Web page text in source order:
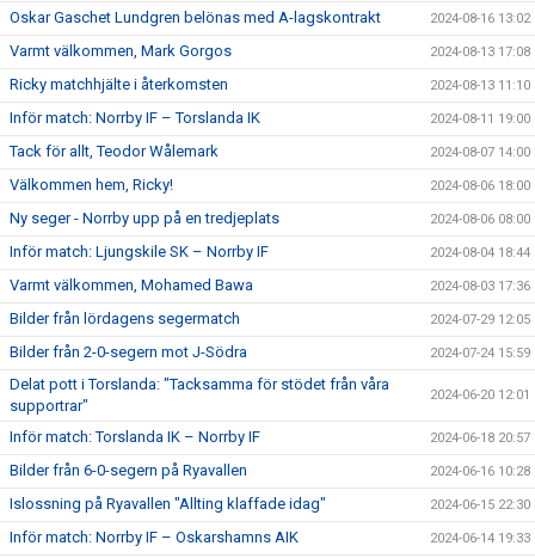
Oskar Gaschet Lundgren belönas med A-lagskontrakt 2024-08-16 13:02
Varmt välkommen, Mark Gorgos 2024-08-13 17:08
Ricky matchhjälte i återkomsten 2024-08-13 11:10
Inför match: Norrby IF – Torslanda IK 2024-08-11 19:00
Tack för allt, Teodor Wålemark 2024-08-07 14:00
Välkommen hem, Ricky! 2024-08-06 18:00
Ny seger - Norrby upp på en tredjeplats 2024-08-06 08:00
Inför match: Ljungskile SK – Norrby IF 2024-08-04 18:44
Varmt välkommen, Mohamed Bawa 2024-08-03 17:36
Bilder från lördagens segermatch 2024-07-29 12:05
Bilder från 2-0-segern mot J-Södra 2024-07-24 15:59
Delat pott i Torslanda: "Tacksamma för stödet från våra
supportrar"
2024-06-20 12:01
Inför match: Torslanda IK – Norrby IF 2024-06-18 20:57
Bilder från 6-0-segern på Ryavallen 2024-06-16 10:28
Islossning på Ryavallen "Allting klaffade idag" 2024-06-15 22:30
Inför match: Norrby IF – Oskarshamns AIK 2024-06-14 19:33